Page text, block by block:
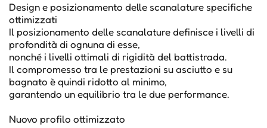
Design e posizionamento delle scanalature specifiche
ottimizzati
Il posizionamento delle scanalature definisce i livelli di
profondità di ognuna di esse,
nonché i livelli ottimali di rigidità del battistrada.
Il compromesso tra le prestazioni su asciutto e su
bagnato è quindi ridotto al minimo,
garantendo un equilibrio tra le due performance.
Nuovo profilo ottimizzato